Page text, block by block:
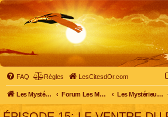
FAQ Règles LesCitesdOr.com
Les Mystérieuses Cités d'Or - LesCitesdOr.com Forum Les Mystérieuses Cités d'Or Les Mystérieuses Cités d'Or